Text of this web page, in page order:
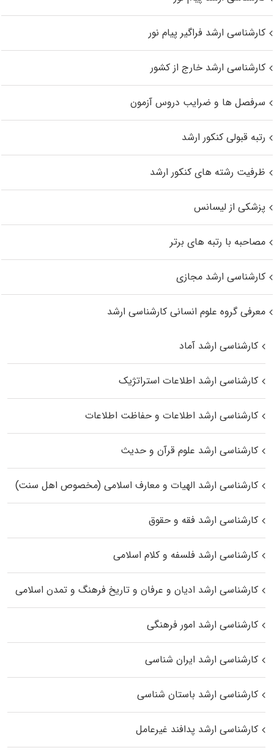
کارشناسی ارشد فراگیر پیام نور
کارشناسی ارشد خارج از کشور
سرفصل ها و ضرایب دروس آزمون
رتبه قبولی کنکور ارشد
ظرفیت رشته های کنکور ارشد
پزشکی از لیسانس
مصاحبه با رتبه های برتر
کارشناسی ارشد مجازی
معرفی گروه علوم انسانی کارشناسی ارشد
کارشناسی ارشد آماد
کارشناسی ارشد اطلاعات استراتژیک
کارشناسی ارشد اطلاعات و حفاظت اطلاعات
کارشناسی ارشد علوم قرآن و حدیث
کارشناسی ارشد الهیات و معارف اسلامی (مخصوص اهل سنت)
کارشناسی ارشد فقه و حقوق
کارشناسی ارشد فلسفه و کلام اسلامی
کارشناسی ارشد ادیان و عرفان و تاریخ فرهنگ و تمدن اسلامی
کارشناسی ارشد امور فرهنگی
کارشناسی ارشد ایران شناسی
کارشناسی ارشد باستان شناسی
کارشناسی ارشد پدافند غیرعامل